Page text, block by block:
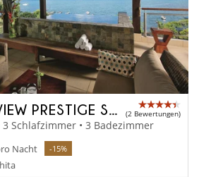
ANAHITA SEA VIEW PRESTIGE SUITE (2 Bewertungen)
3 Schlafzimmer • 3 Badezimmer
Nacht -15%